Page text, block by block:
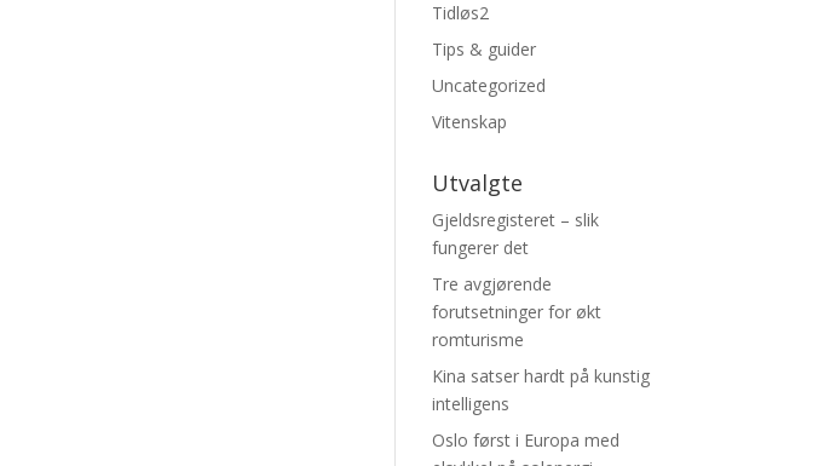
Tidløs2
Tips & guider
Uncategorized
Vitenskap
Utvalgte
Gjeldsregisteret – slik
fungerer det
Tre avgjørende
forutsetninger for økt
romturisme
Kina satser hardt på kunstig
intelligens
Oslo først i Europa med